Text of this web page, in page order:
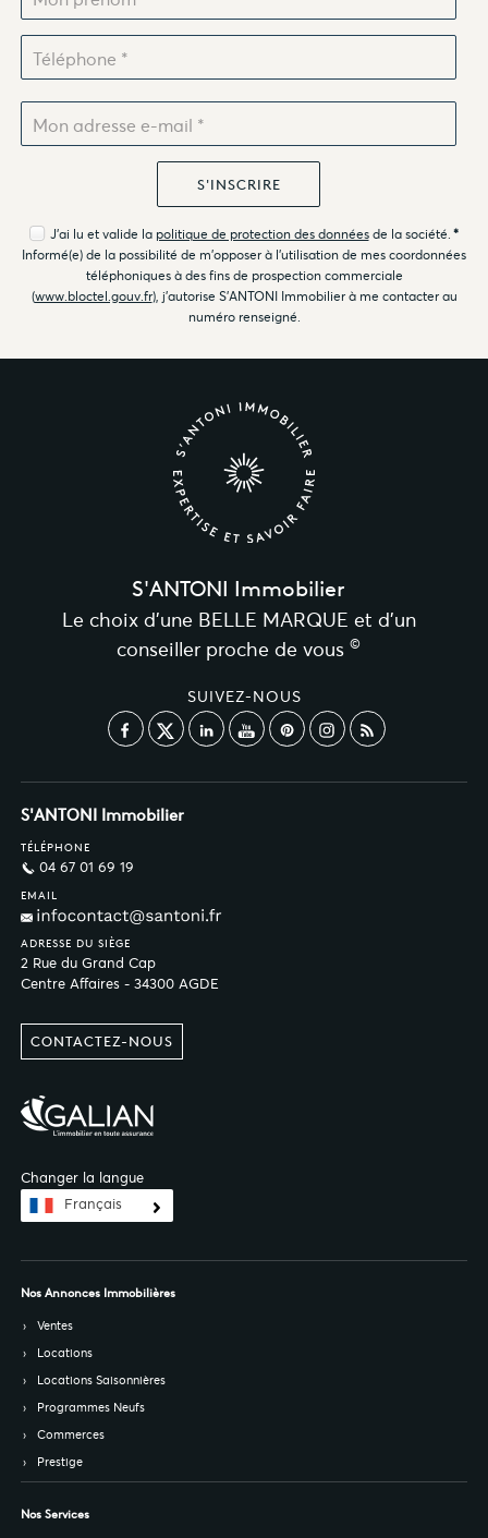
J'ai lu et valide la politique de protection des donnéesde la société. *
Informé(e) de la possibilité de m'opposer à l'utilisation de mes coordonnées
téléphoniques à des fins de prospection commerciale
(www.bloctel.gouv.fr), j'autorise S'ANTONI Immobilier à me contacter au
numéro renseigné.
S'ANTONI Immobilier
Le choix d’une BELLE MARQUE et d’un
conseiller proche de vous ©
SUIVEZ-NOUS
S'ANTONI Immobilier
TÉLÉPHONE
04 67 01 69 19
EMAIL
ADRESSE DU SIÈGE
2 Rue du Grand Cap
Centre Affaires - 34300 AGDE
CONTACTEZ-NOUS
Changer la langue
Français
Nos Annonces Immobilières
Ventes
Locations
Locations Saisonnières
Programmes Neufs
Commerces
Prestige
Nos Services